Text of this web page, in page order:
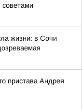
советами
жизни: в Сочи
пристава Андрея